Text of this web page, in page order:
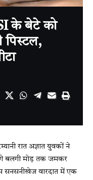
के बेटे को
पिस्टल,
रात अज्ञात युवकों ने
बलगी मोड़ तक जमकर
सनसनीखेज वारदात में एक